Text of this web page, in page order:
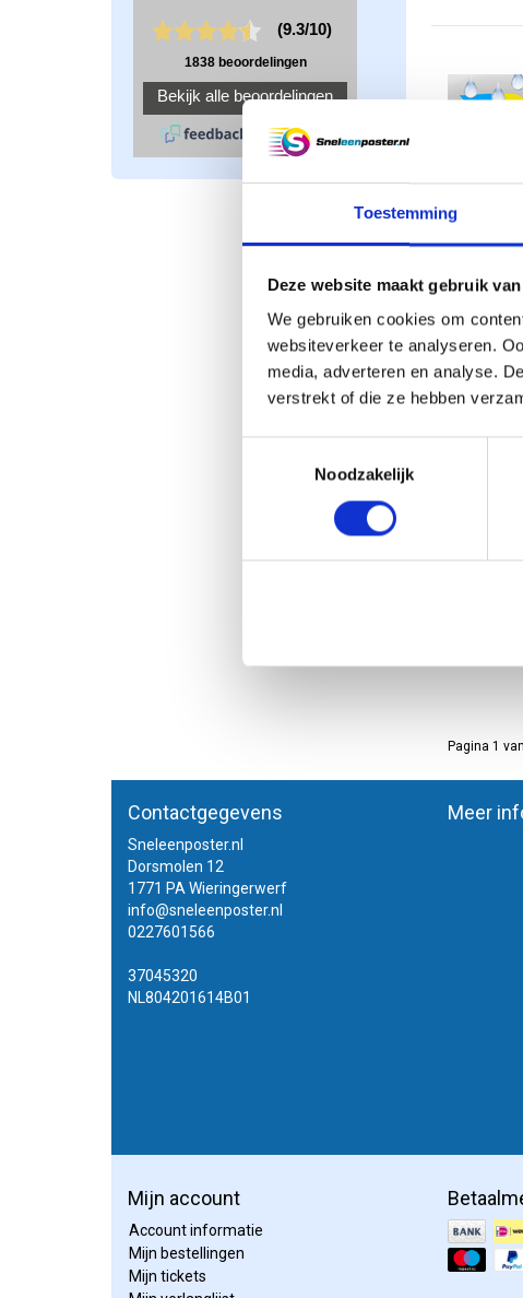
Toestemming
Deze website maakt gebruik
We gebruiken cookies om
websiteverkeer te analyseren.
media, adverteren en analyse.
verstrekt of die ze hebben
Noodzakelijk
Pagina 1
Contactgegevens
Sneleenposter.nl
Dorsmolen 12
1771 PA Wieringerwerf
info@sneleenposter.nl
0227601566
37045320
NL804201614B01
Meer
Mijn account
Account informatie
Mijn bestellingen
Mijn tickets